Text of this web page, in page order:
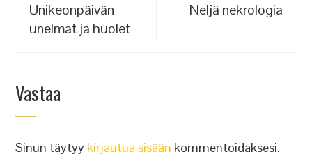
Unikeonpäivän
unelmat ja huolet
Neljä nekrologia
Vastaa
Sinun täytyy kirjautua sisään kommentoidaksesi.